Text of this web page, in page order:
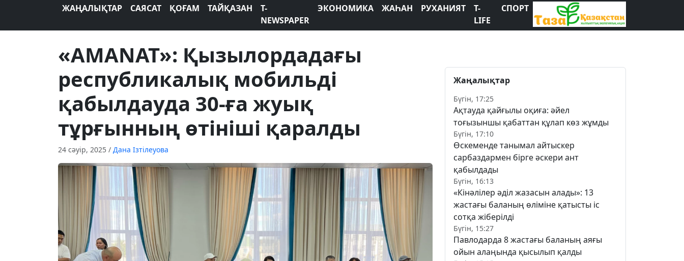
ЖАҢАЛЫҚТАР САЯСАТ ҚОҒАМ ТАЙҚАЗАН
T-
NEWSPAPER
ЭКОНОМИКА ЖАҺАН РУХАНИЯТ
T-
LIFE
СПОРТ
«AMANAT»: Қызылордадағы
республикалық мобильді
қабылдауда 30-ға жуық
тұрғынның өтініші қаралды
24 сәуір, 2025 / Дана Ізтілеуова
Жаңалықтар
Бүгін, 17:25
Ақтауда қайғылы оқиға: әйел
тоғызыншы қабаттан құлап көз жұмды
Бүгін, 17:10
Өскеменде танымал айтыскер
сарбаздармен бірге әскери ант
қабылдады
Бүгін, 16:13
«Кінәлілер әділ жазасын алады»: 13
жастағы баланың өліміне қатысты іс
сотқа жіберілді
Бүгін, 15:27
Павлодарда 8 жастағы баланың аяғы
ойын алаңында қысылып қалды